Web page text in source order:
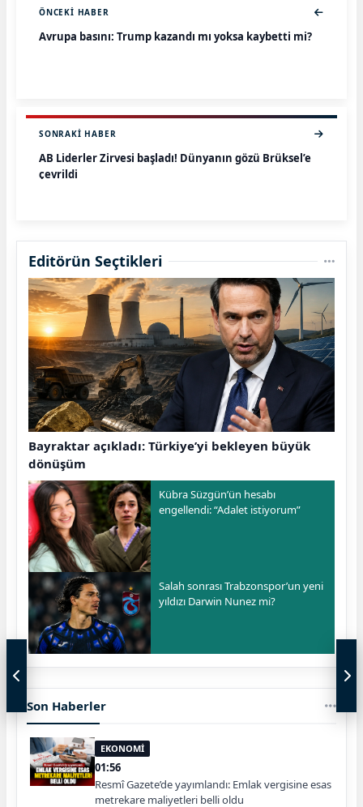
ÖNCEKI HABER
Avrupa basını: Trump kazandı mı yoksa kaybetti mi?
SONRAKI HABER
AB Liderler Zirvesi başladı! Dünyanın gözü Brüksel’e
çevrildi
Editörün Seçtikleri
Bayraktar açıkladı: Türkiye’yi bekleyen büyük
dönüşüm
Kübra Süzgün’ün hesabı
engellendi: “Adalet istiyorum”
Salah sonrası Trabzonspor’un yeni
yıldızı Darwin Nunez mi?
Son Haberler
EKONOMİ
01:56
Resmî Gazete’de yayımlandı: Emlak vergisine esas
metrekare maliyetleri belli oldu